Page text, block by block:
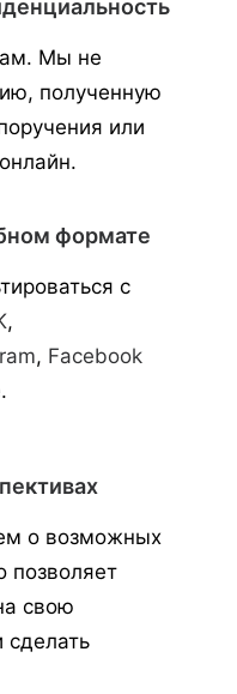
Мы не
полученную
или
формате
с
,
, Facebook
о возможных
позволяет
свою
сделать